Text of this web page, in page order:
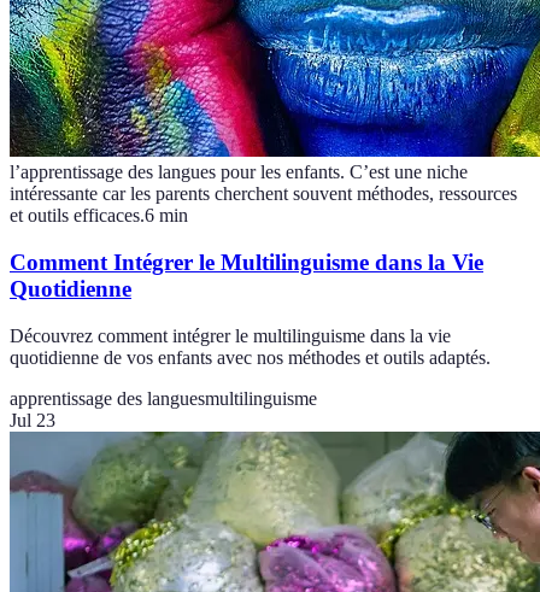
l’apprentissage des langues pour les enfants. C’est une niche
intéressante car les parents cherchent souvent méthodes, ressources
et outils efficaces.6 min
Comment Intégrer le Multilinguisme dans la Vie
Quotidienne
Découvrez comment intégrer le multilinguisme dans la vie
quotidienne de vos enfants avec nos méthodes et outils adaptés.
apprentissage des languesmultilinguisme
Jul 23